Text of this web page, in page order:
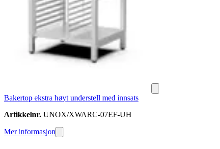
Bakertop ekstra høyt understell med innsats
Artikkelnr. UNOX/XWARC-07EF-UH
Mer informasjon